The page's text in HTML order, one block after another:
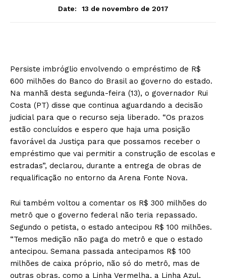
Date:
13 de novembro de 2017
Persiste imbróglio envolvendo o empréstimo de R$
600 milhões do Banco do Brasil ao governo do estado.
Na manhã desta segunda-feira (13), o governador Rui
Costa (PT) disse que continua aguardando a decisão
judicial para que o recurso seja liberado. “Os prazos
estão concluídos e espero que haja uma posição
favorável da Justiça para que possamos receber o
empréstimo que vai permitir a construção de escolas e
estradas”, declarou, durante a entrega de obras de
requalificação no entorno da Arena Fonte Nova.
Rui também voltou a comentar os R$ 300 milhões do
metrô que o governo federal não teria repassado.
Segundo o petista, o estado antecipou R$ 100 milhões.
“Temos medição não paga do metrô e que o estado
antecipou. Semana passada antecipamos R$ 100
milhões de caixa próprio, não só do metrô, mas de
outras obras, como a Linha Vermelha, a Linha Azul,